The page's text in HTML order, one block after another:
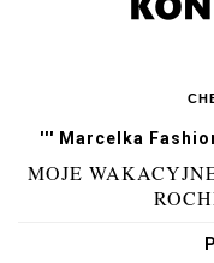
''' Marcelka
MOJE